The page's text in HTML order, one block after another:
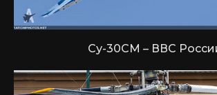
Су-30СМ – ВВС